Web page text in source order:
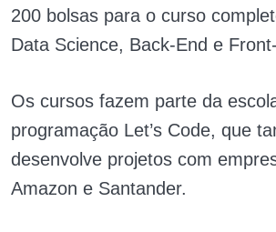
200 bolsas para o curso
Data Science, Back-End e
Os cursos fazem parte da
programação Let’s Code, que
desenvolve projetos com
Amazon e Santander.